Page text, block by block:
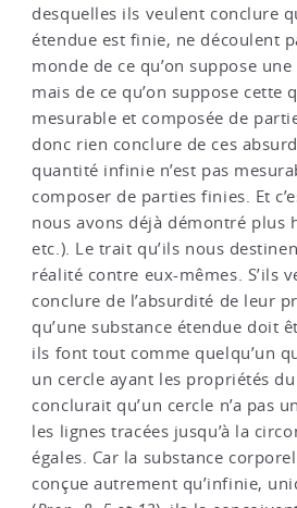
desquelles ils veulent conclure
étendue est finie, ne découlent
monde de ce qu’on suppose
mais de ce qu’on suppose cette
mesurable et composée de
donc rien conclure de ces
quantité infinie n’est pas
composer de parties finies. Et
nous avons déjà démontré plus
etc.). Le trait qu’ils nous
réalité contre eux-mêmes. S’ils
conclure de l’absurdité de leur
qu’une substance étendue doit
ils font tout comme quelqu’un
un cercle ayant les propriétés
conclurait qu’un cercle n’a pas
les lignes tracées jusqu’à la
égales. Car la substance
conçue autrement qu’infinie,